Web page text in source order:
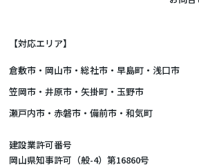
【対応エリア】
倉敷市 ・ 岡山市 ・総社市・早島町・浅口市
笠岡市・井原市・矢掛町・玉野市
瀬戸内市・赤磐市・備前市・和気町
建設業許可番号
岡山県知事許可（般-4）第16860号